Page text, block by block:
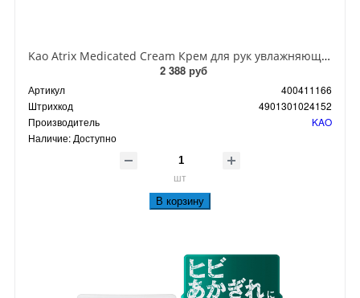
Kao Atrix Medicated Cream Крем для рук увлажняющий с витамином Е и экстрактом дягиля 50 гр
2 388 руб
Артикул
400411166
Штрихкод
4901301024152
Производитель
KAO
Наличие: Доступно
шт
В корзину